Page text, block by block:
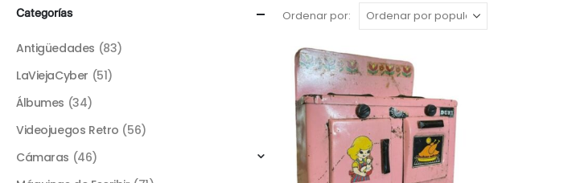
Ordenar por:
Categorías
Antigüedades (83)
LaViejaCyber (51)
Álbumes (34)
Videojuegos Retro (56)
Cámaras (46)